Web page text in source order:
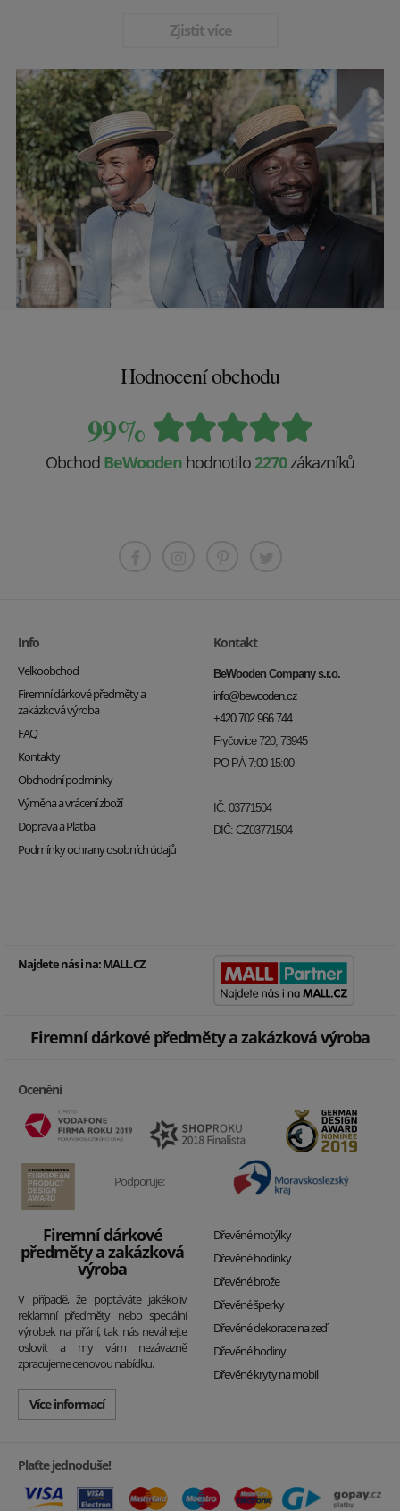
Zjistit více
Hodnocení obchodu
99%
Obchod BeWooden hodnotilo 2270zákazníků
Info
Velkoobchod
Firemní dárkové předměty a
zakázková výroba
FAQ
Kontakty
Obchodní podmínky
Výměna a vrácení zboží
Doprava a Platba
Podmínky ochrany osobních údajů
Kontakt
BeWooden Company s.r.o.
info@bewooden.cz
+420 702 966 744
Fryčovice 720, 73945
PO-PÁ 7:00-15:00
IČ: 03771504
DIČ: CZ03771504
Najdete nás i na:MALL.CZ
Firemní dárkové předměty a zakázková výroba
Ocenění
Podporuje:
Firemní dárkové
předměty a zakázková
výroba
V případě, že poptáváte jakékoliv
reklamní předměty nebo speciální
výrobek na přání, tak nás neváhejte
oslovit a my vám nezávazně
zpracujeme cenovou nabídku.
Více informací
Dřevěné motýlky
Dřevěné hodinky
Dřevěné brože
Dřevěné šperky
Dřevěné dekorace na zeď
Dřevěné hodiny
Dřevěné kryty na mobil
Plaťte jednoduše!